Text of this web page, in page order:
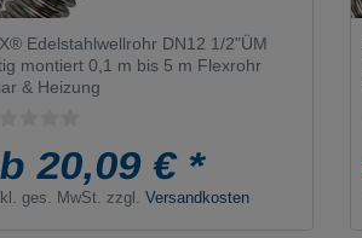
Edelstahlwellrohr DN12 1/2"ÜM
montiert 0,1 m bis 5 m Flexrohr
& Heizung
20,09 € *
ges. MwSt. zzgl.Versandkosten